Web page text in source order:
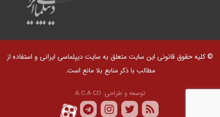
© کلیه حقوق قانونی این سایت متعلق به سایت دیپلماسی ایرانی و استفاده از
مطالب با ذکر منابع بلا مانع است.
توسعه و طراحی: A.C.A CO